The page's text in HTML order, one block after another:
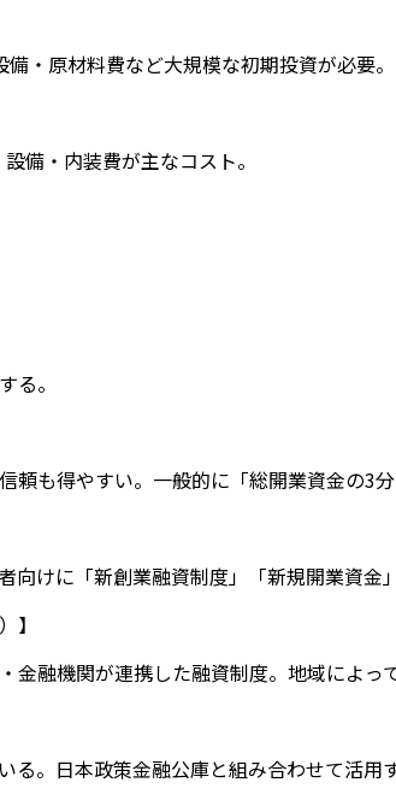
・原材料費など大規模な初期投資が必要。
備・内装費が主なコスト。
る。
頼も得やすい。一般的に「総開業資金の3
向けに「新創業融資制度」「新規開業資
】
金融機関が連携した融資制度。地域によ
る。日本政策金融公庫と組み合わせて活用